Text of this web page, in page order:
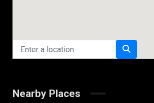
Nearby Places